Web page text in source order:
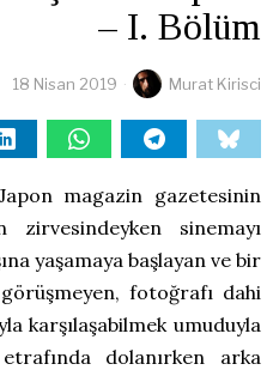
– I. Bölüm
18 Nisan 2019 Murat Kirisci
magazin gazetesinin
zirvesindeyken sinemayı
yaşamaya başlayan ve bir
fotoğrafı dahi
karşılaşabilmek umuduyla
dolanırken arka